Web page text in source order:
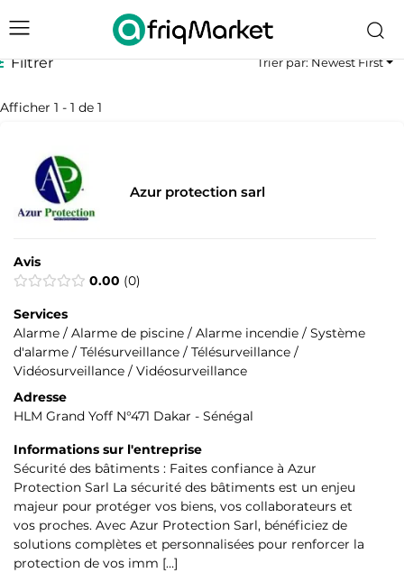
Filtrer
Afficher 1 - 1 de 1
Trier par: Newest First
Azur protection sarl
Avis
0.00 0
Services
Alarme / Alarme de piscine / Alarme incendie / Système
d'alarme / Télésurveillance / Télésurveillance /
Vidéosurveillance / Vidéosurveillance
Adresse
HLM Grand Yoff N°471 Dakar - Sénégal
Informations sur l'entreprise
Sécurité des bâtiments : Faites confiance à Azur
Protection Sarl La sécurité des bâtiments est un enjeu
majeur pour protéger vos biens, vos collaborateurs et
vos proches. Avec Azur Protection Sarl, bénéficiez de
solutions complètes et personnalisées pour renforcer la
protection de vos imm […]